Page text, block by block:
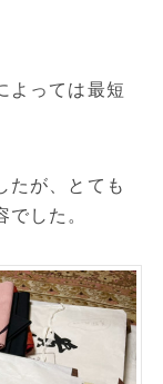
よっては最短
たが、とても
した。